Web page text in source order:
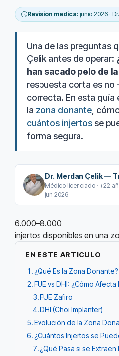
Revision medica: junio 2026 ·
Una de las preguntas
Çelik antes de operar:
han sacado pelo de
respuesta corta es no
correcta. En esta guía
la zona donante ,
cuántos injertos se
forma segura.
Dr. Merdan Çelik —
Médico licenciado · +22
jun 2026
6.000–8.000
injertos disponibles en una
EN ESTE ARTICULO
¿Qué Es la Zona Donante?
FUE vs DHI: ¿Cómo
FUE Zafiro
DHI (Choi Implanter)
Evolución de la Zona
¿Cuántos Injertos se
¿Qué Pasa si se